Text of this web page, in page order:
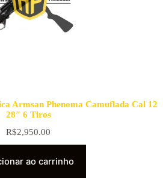
Armsan Phenoma Camuflada Cal 12
28″ 6 Tiros
R$2,950.00
ao carrinho